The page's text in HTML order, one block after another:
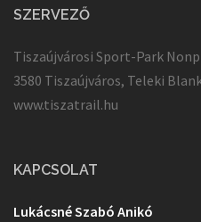
SZERVEZŐ
Tiszaújvárosi Sport-Park
3580 Tiszaújváros, Teleki
www.tiszatrail.hu
KAPCSOLAT
Lukácsné Szabó Anikó